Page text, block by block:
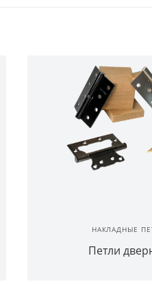
НАКЛАДНЫЕ
Петли